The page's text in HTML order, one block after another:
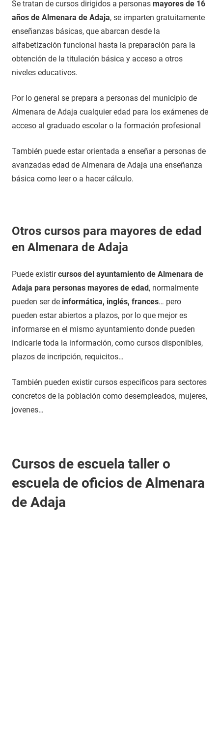
Se tratan de cursos dirigidos a personas mayores de 16
años de Almenara de Adaja, se imparten gratuitamente
enseñanzas básicas, que abarcan desde la
alfabetización funcional hasta la preparación para la
obtención de la titulación básica y acceso a otros
niveles educativos.
Por lo general se prepara a personas del municipio de
Almenara de Adaja cualquier edad para los exámenes de
acceso al graduado escolar o la formación profesional
También puede estar orientada a enseñar a personas de
avanzadas edad de Almenara de Adaja una enseñanza
básica como leer o a hacer cálculo.
Otros cursos para mayores de edad
en Almenara de Adaja
Puede existircursos del ayuntamiento de Almenara de
Adaja para personas mayores de edad, normalmente
pueden ser de informática, inglés, frances… pero
pueden estar abiertos a plazos, por lo que mejor es
informarse en el mismo ayuntamiento donde pueden
indicarle toda la información, como cursos disponibles,
plazos de incripción, requicitos…
También pueden existir cursos especificos para sectores
concretos de la población como desempleados, mujeres,
jovenes…
Cursos de escuela taller o
escuela de oficios de Almenara
de Adaja